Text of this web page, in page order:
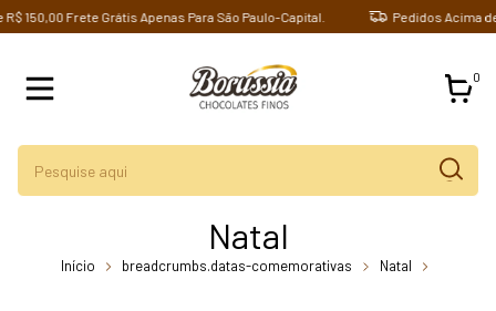
Frete Grátis Apenas Para São Paulo-Capital. Pedidos Acima de R$
0
Natal
Início breadcrumbs.datas-comemorativas
Natal